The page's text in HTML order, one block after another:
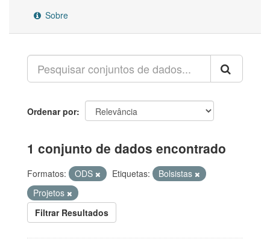
Sobre
Ordenar por
1 conjunto de dados encontrado
Formatos: ODS Etiquetas:
Bolsistas
Projetos
Filtrar Resultados